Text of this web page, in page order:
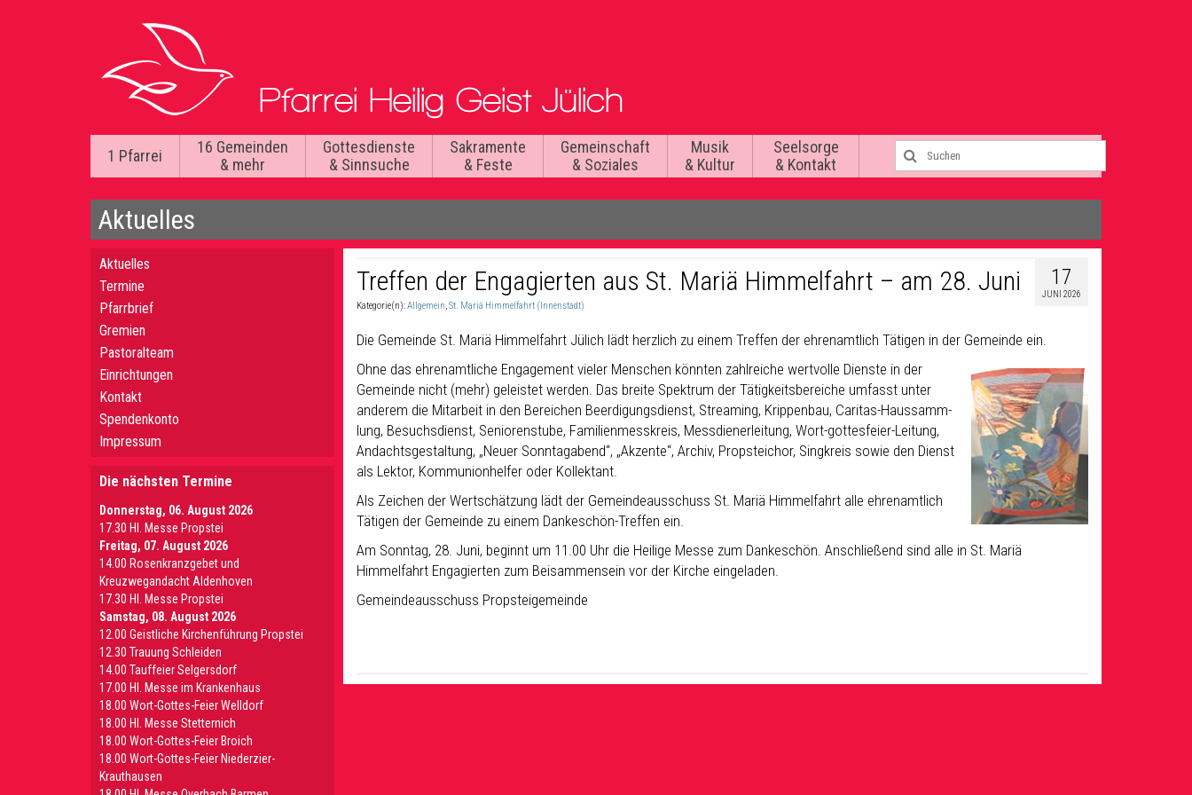
1 Pfarrei
16 Gemeinden
& mehr
Gottesdienste
& Sinnsuche
Sakramente
& Feste
Gemeinschaft
& Soziales
Musik
& Kultur
Seelsorge
& Kontakt
Aktuelles
17
JUNI 2026
Treffen der Engagierten aus St. Mariä Himmelfahrt – am 28. Juni
Kategorie(n):Allgemein,St. Mariä Himmelfahrt (Innenstadt)
Die Gemeinde St. Mariä Himmelfahrt Jülich lädt herzlich zu einem Treffen der ehrenamtlich Tätigen in der Gemeinde ein.
Ohne das ehrenamtliche Engagement vieler Menschen könnten zahlreiche wertvolle Dienste in der
Gemeinde nicht (mehr) geleistet werden. Das breite Spektrum der Tätigkeitsbereiche umfasst unter
anderem die Mitarbeit in den Bereichen Beerdigungsdienst, Streaming, Krippenbau, Caritas-Haussamm-
lung, Besuchsdienst, Seniorenstube, Familienmesskreis, Messdienerleitung, Wort-gottesfeier-Leitung,
Andachtsgestaltung, „Neuer Sonntagabend“, „Akzente“, Archiv, Propsteichor, Singkreis sowie den Dienst
als Lektor, Kommunionhelfer oder Kollektant.
Als Zeichen der Wertschätzung lädt der Gemeindeausschuss St. Mariä Himmelfahrt alle ehrenamtlich
Tätigen der Gemeinde zu einem Dankeschön-Treffen ein.
Am Sonntag, 28. Juni, beginnt um 11.00 Uhr die Heilige Messe zum Dankeschön. Anschließend sind alle in St. Mariä
Himmelfahrt Engagierten zum Beisammensein vor der Kirche eingeladen.
Gemeindeausschuss Propsteigemeinde
Aktuelles
Termine
Pfarrbrief
Gremien
Pastoralteam
Einrichtungen
Kontakt
Spendenkonto
Impressum
Die nächsten Termine
Donnerstag, 06. August 2026
17.30 Hl. Messe Propstei
Freitag, 07. August 2026
14.00 Rosenkranzgebet und
Kreuzwegandacht Aldenhoven
17.30 Hl. Messe Propstei
Samstag, 08. August 2026
12.00 Geistliche Kirchenführung Propstei
12.30 Trauung Schleiden
14.00 Tauffeier Selgersdorf
17.00 Hl. Messe im Krankenhaus
18.00 Wort-Gottes-Feier Welldorf
18.00 Hl. Messe Stetternich
18.00 Wort-Gottes-Feier Broich
18.00 Wort-Gottes-Feier Niederzier-
Krauthausen